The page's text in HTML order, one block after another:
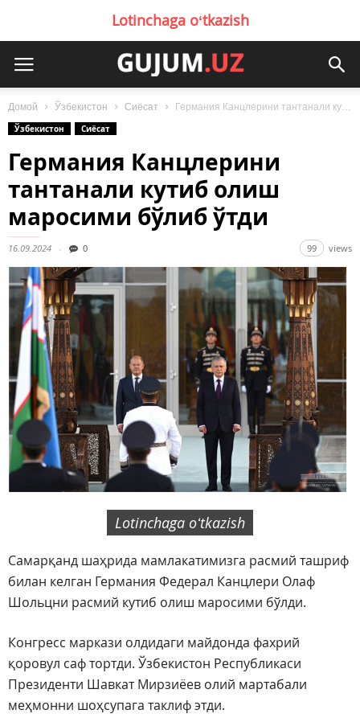
Lotinchaga oʻtkazish
Домой Ўзбекистон Сиёсат
Германия Канцлерини тантанали кутиб олиш маросими бўлиб ўтди
Ўзбекистон
Сиёсат
Германия Канцлерини
тантанали кутиб олиш
маросими бўлиб ўтди
16.09.2024 0 99 views
Lotinchaga oʻtkazish
Самарқанд шаҳрида мамлакатимизга расмий ташриф
билан келган Германия Федерал Канцлери Олаф
Шольцни расмий кутиб олиш маросими бўлди.
Конгресс маркази олдидаги майдонда фахрий
қоровул саф тортди. Ўзбекистон Республикаси
Президенти Шавкат Мирзиёев олий мартабали
меҳмонни шоҳсупага таклиф этди.